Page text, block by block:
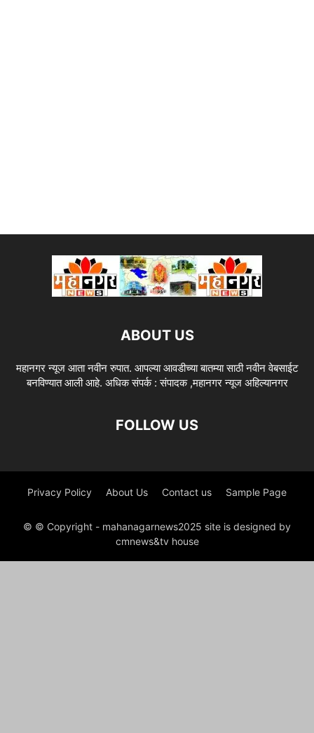
ABOUT US
महानगर न्यूज आता नवीन रुपात. आपल्या आवडीच्या बातम्या साठी नवीन वेबसाईट
बनविण्यात आली आहे. अधिक संपर्क : संपादक ,महानगर न्यूज अहिल्यानगर
FOLLOW US
Privacy Policy About Us Contact us Sample Page
© © Copyright - mahanagarnews2025 site is designed by
cmnews&tv house